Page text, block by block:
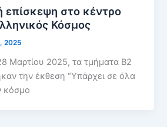
επίσκεψη στο κέντρο
Κόσμος
2025
Μαρτίου 2025, τα τμήματα Β2
την έκθεση “Υπάρχει σε όλα
κόσμο